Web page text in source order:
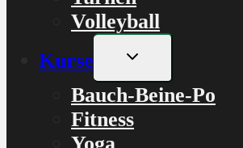
Volleyball
Kurse
Untermenü
Bauch-Beine-Po
Fitness
Yoga